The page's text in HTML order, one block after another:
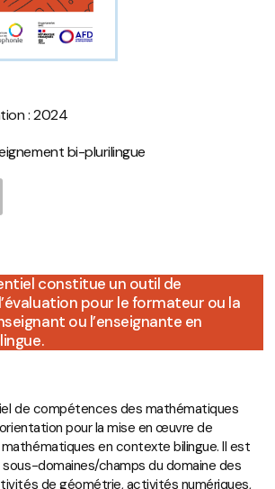
: 2024
bi-plurilingue
constitue un outil de
pour le formateur ou la
ou l’enseignante en
de compétences des mathématiques
pour la mise en œuvre de
en contexte bilingue. Il est
domaines/champs du domaine des
de géométrie, activités numériques,